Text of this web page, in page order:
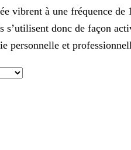
vibrent à une fréquence
s’utilisent donc de façon
personnelle et